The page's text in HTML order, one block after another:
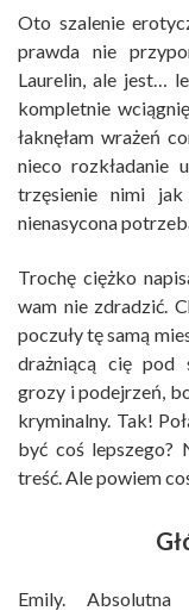
Oto szalenie
prawda nie
Laurelin, ale jest…
kompletnie
łaknęłam wrażeń
nieco rozkładanie
trzęsienie nimi
nienasycona
Trochę ciężko
wam nie zdradzić.
poczuły tę samą
drażniącą cię pod
grozy i podejrzeń,
kryminalny. Tak!
być coś lepszego?
treść. Ale powiem
Emily.